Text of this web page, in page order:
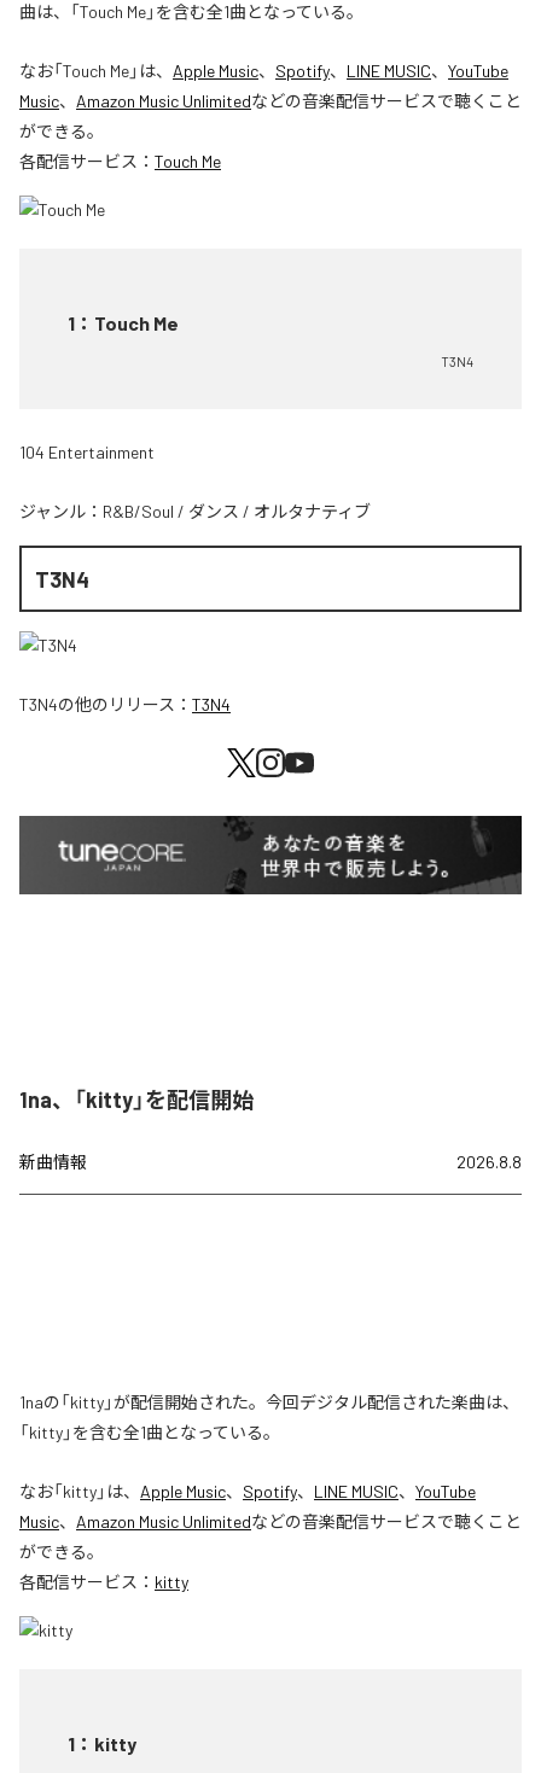
曲は、「Touch Me」を含む全1曲となっている。
なお「Touch Me」は、 Apple Music、 Spotify、 LINE MUSIC、 YouTube
Music、 Amazon Music Unlimitedなどの音楽配信サービスで聴くこと
ができる。
各配信サービス： Touch Me
1 ： Touch Me
T3N4
104 Entertainment
ジャンル： R&B/Soul / ダンス / オルタナティブ
T3N4
T3N4の他のリリース： T3N4
1na、「kitty」を配信開始
新曲情報 2026.8.8
1naの「kitty」が配信開始された。今回デジタル配信された楽曲は、
「kitty」を含む全1曲となっている。
なお「kitty」は、 Apple Music、 Spotify、 LINE MUSIC、 YouTube
Music、 Amazon Music Unlimitedなどの音楽配信サービスで聴くこと
ができる。
各配信サービス： kitty
1 ： kitty